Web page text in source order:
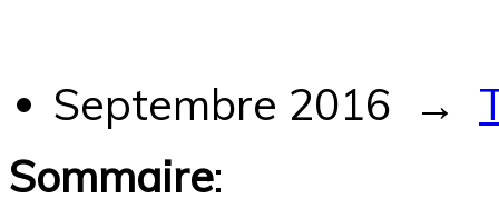
Septembre 2016 →
Sommaire: